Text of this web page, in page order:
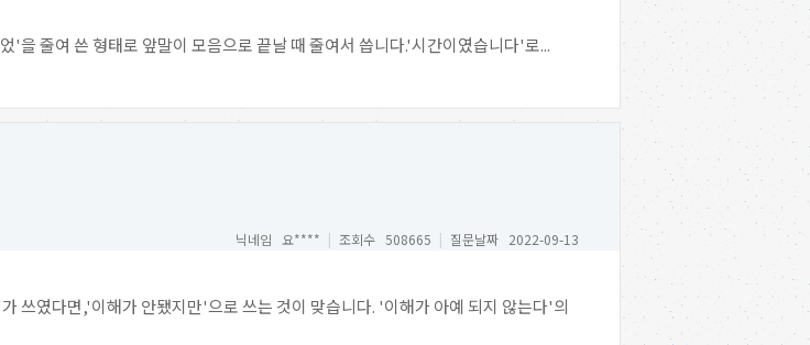
줄여 쓴 형태로 앞말이 모음으로 끝날 때 줄여서 씁니다.'시간이였습니다'로...
닉네임 요**** | 조회수 508665 | 질문날짜 2022-09-13
쓰였다면,'이해가 안됐지만'으로 쓰는 것이 맞습니다. '이해가 아예 되지 않는다'의